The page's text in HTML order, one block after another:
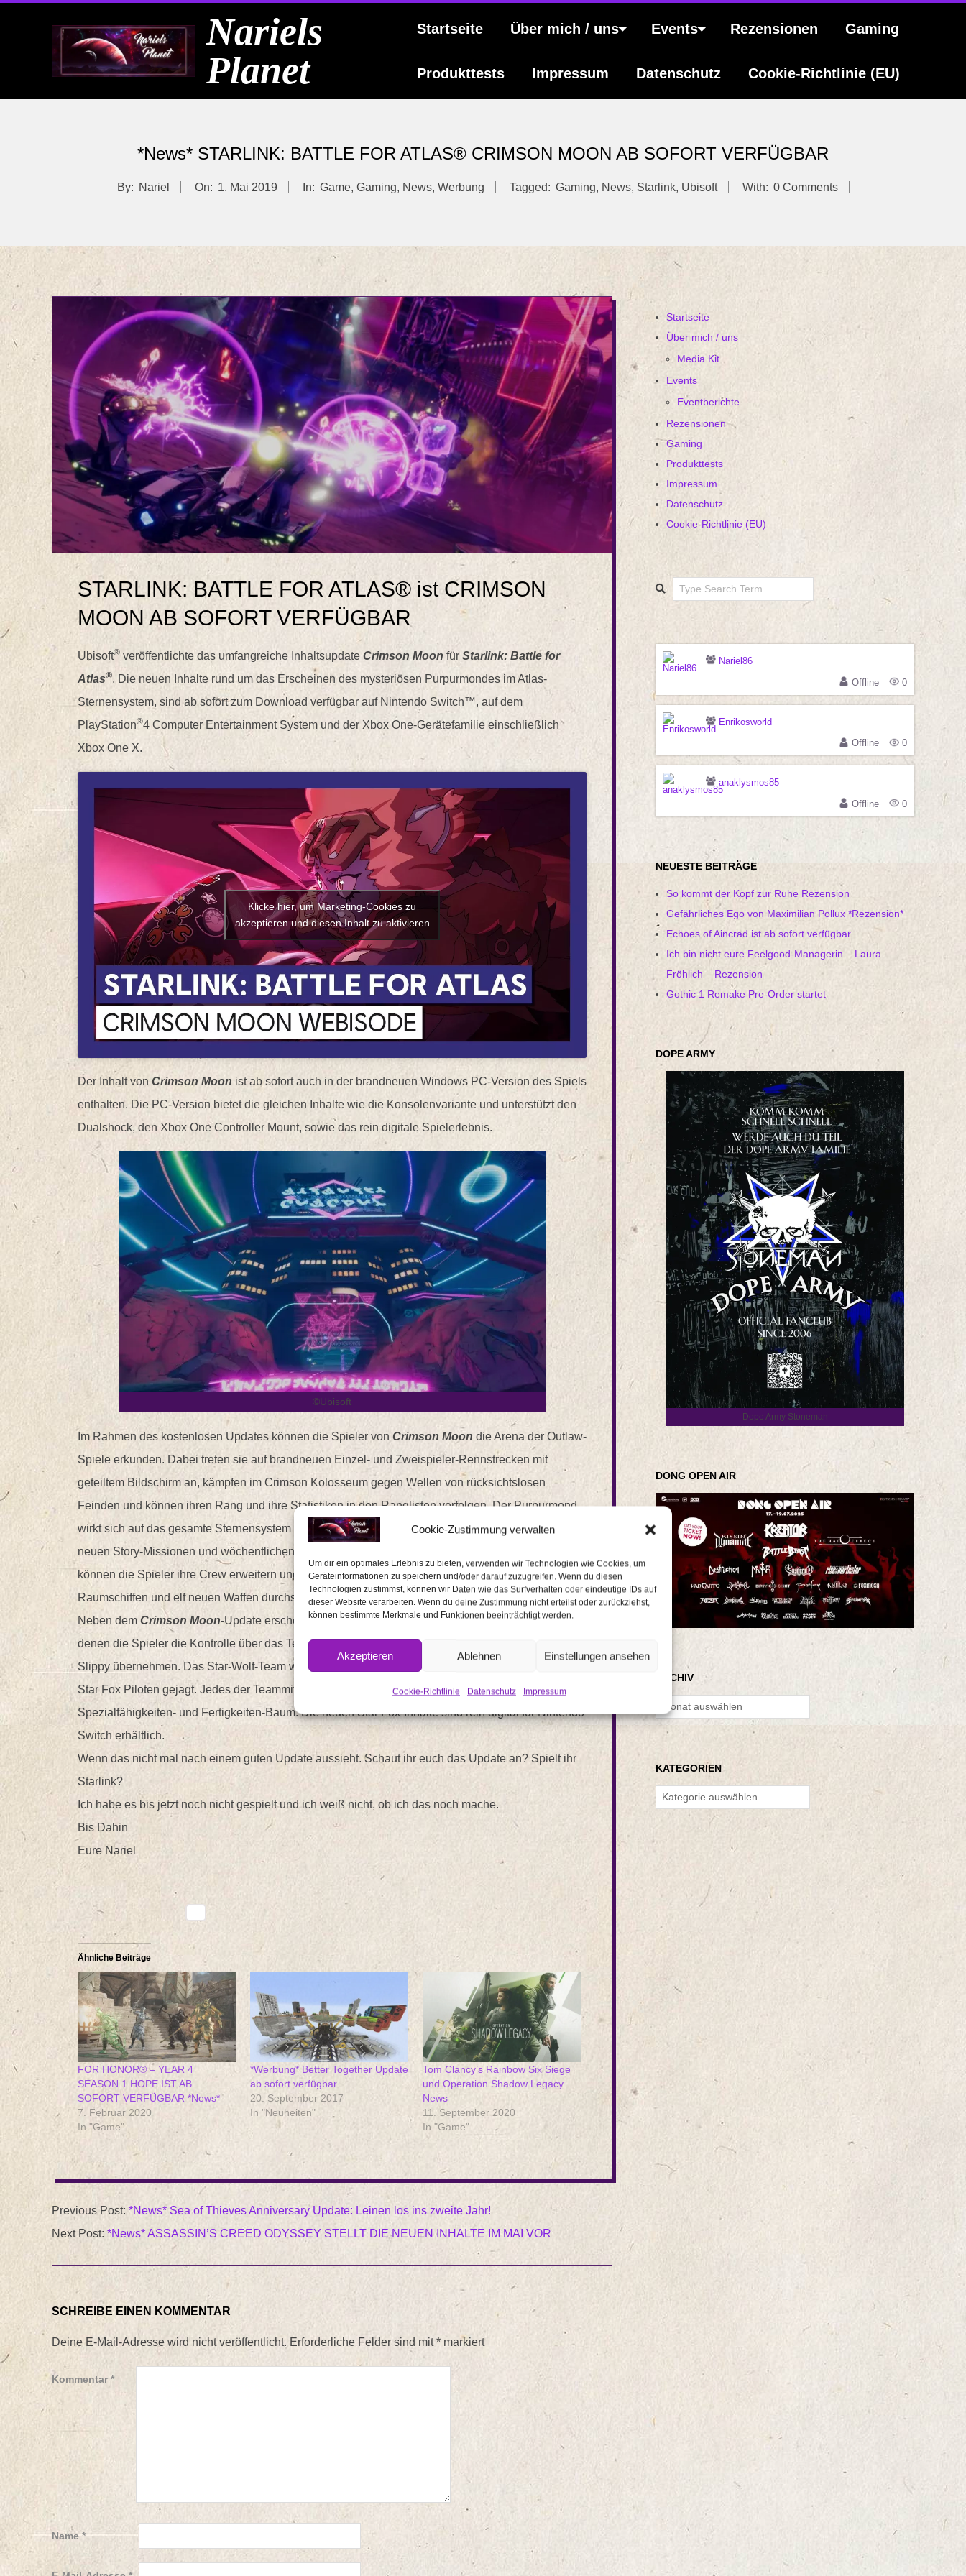
Cookie-Zustimmung verwalten
Um dir ein optimales Erlebnis zu bieten, verwenden wir Technologien wie Cookies, um
Geräteinformationen zu speichern und/oder darauf zuzugreifen. Wenn du diesen
Technologien zustimmst, können wir Daten wie das Surfverhalten oder eindeutige IDs auf
dieser Website verarbeiten. Wenn du deine Zustimmung nicht erteilst oder zurückziehst,
können bestimmte Merkmale und Funktionen beeinträchtigt werden.
Akzeptieren Ablehnen Einstellungen ansehen
Cookie-Richtlinie Datenschutz Impressum
Nariels
Planet
Startseite Über mich / uns Events Rezensionen Gaming
Produkttests Impressum Datenschutz Cookie-Richtlinie (EU)
*News* STARLINK: BATTLE FOR ATLAS® CRIMSON MOON AB SOFORT VERFÜGBAR
By: Nariel On: 1. Mai 2019 In: Game, Gaming, News, Werbung Tagged: Gaming, News, Starlink, Ubisoft With: 0 Comments
STARLINK: BATTLE FOR ATLAS® ist CRIMSON
MOON AB SOFORT VERFÜGBAR
Ubisoft® veröffentlichte das umfangreiche Inhaltsupdate Crimson Moon für Starlink: Battle for
Atlas®. Die neuen Inhalte rund um das Erscheinen des mysteriösen Purpurmondes im Atlas-
Sternensystem, sind ab sofort zum Download verfügbar auf Nintendo Switch™, auf dem
PlayStation®4 Computer Entertainment System und der Xbox One-Gerätefamilie einschließlich
Xbox One X.
Klicke hier, um Marketing-Cookies zu
akzeptieren und diesen Inhalt zu aktivieren
Der Inhalt von Crimson Moon ist ab sofort auch in der brandneuen Windows PC-Version des Spiels
enthalten. Die PC-Version bietet die gleichen Inhalte wie die Konsolenvariante und unterstützt den
Dualshock, den Xbox One Controller Mount, sowie das rein digitale Spielerlebnis.
©Ubisoft
Im Rahmen des kostenlosen Updates können die Spieler von Crimson Moon die Arena der Outlaw-
Spiele erkunden. Dabei treten sie auf brandneuen Einzel- und Zweispieler-Rennstrecken mit
geteiltem Bildschirm an, kämpfen im Crimson Kolosseum gegen Wellen von rücksichtslosen
Feinden und können ihren Rang und ihre Statistiken in den Ranglisten verfolgen. Der Purpurmond
wirkt sich auf das gesamte Sternensystem von Atlas aus und bietet die Möglichkeit, Spieler an
neuen Story-Missionen und wöchentlichen Herausforderungen teilnehmen zu lassen. Zusätzlich
können die Spieler ihre Crew erweitern und die neuen Inhalte mit fünf neuen Piloten, drei neuen
Raumschiffen und elf neuen Waffen durchspielen, welche separat und rein digital erhältlich sind.
Neben dem Crimson Moon-Update erscheinen exklusiv für Nintendo Switch weitere Inhalte, in
denen die Spieler die Kontrolle über das Team der Star Fox-Teammitglieder Peppy, Falco und
Slippy übernehmen. Das Star-Wolf-Team wird in einer Reihe von Missionen mit Hilfe der drei neuen
Star Fox Piloten gejagt. Jedes der Teammitglieder verfügt über einen eigenen, einzigartigen
Spezialfähigkeiten- und Fertigkeiten-Baum. Die neuen Star Fox-Inhalte sind rein digital für Nintendo
Switch erhältlich.
Wenn das nicht mal nach einem guten Update aussieht. Schaut ihr euch das Update an? Spielt ihr
Starlink?
Ich habe es bis jetzt noch nicht gespielt und ich weiß nicht, ob ich das noch mache.
Bis Dahin
Eure Nariel
Ähnliche Beiträge
FOR HONOR® – YEAR 4
SEASON 1 HOPE IST AB
SOFORT VERFÜGBAR *News*
7. Februar 2020
In "Game"
*Werbung* Better Together Update
ab sofort verfügbar
20. September 2017
In "Neuheiten"
Tom Clancy’s Rainbow Six Siege
und Operation Shadow Legacy
News
11. September 2020
In "Game"
2019-
05-
01
Previous Post: *News* Sea of Thieves Anniversary Update: Leinen los ins zweite Jahr!
Next Post: *News* ASSASSIN’S CREED ODYSSEY STELLT DIE NEUEN INHALTE IM MAI VOR
SCHREIBE EINEN KOMMENTAR
Deine E-Mail-Adresse wird nicht veröffentlicht. Erforderliche Felder sind mit* markiert
Kommentar *
Name*
Startseite
Über mich / uns
Media Kit
Events
Eventberichte
Rezensionen
Gaming
Produkttests
Impressum
Datenschutz
Cookie-Richtlinie (EU)
Search
Nariel86
Offline
0
Enrikosworld
Offline
0
anaklysmos85
Offline
0
NEUESTE BEITRÄGE
So kommt der Kopf zur Ruhe Rezension
Gefährliches Ego von Maximilian Pollux *Rezension*
Echoes of Aincrad ist ab sofort verfügbar
Ich bin nicht eure Feelgood-Managerin – Laura
Fröhlich – Rezension
Gothic 1 Remake Pre-Order startet
DOPE ARMY
Dope Army Stoneman
DONG OPEN AIR
ARCHIV
KATEGORIEN
Kategorien